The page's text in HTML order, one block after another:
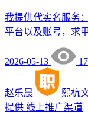
我提供代实名服务
平台以及账号，求
2026-05-13
赵乐晨 熙杭
提供 线上推广渠道